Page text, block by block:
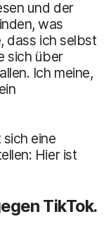
und der
was
dass ich selbst
sich über
Ich meine,
eine
Hier ist
TikTok.